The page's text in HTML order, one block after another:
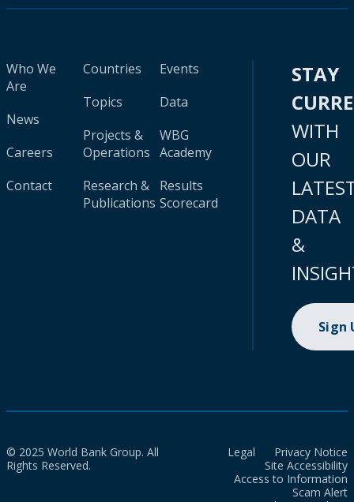
Who We
Are
News
Careers
Contact
Countries
Topics
Projects &
Operations
Research &
Publications
Events
Data
WBG
Academy
Results
Scorecard
STAY
WITH
OUR
DATA
&
Sign
© 2025 World Bank Group. All
Rights Reserved.
Legal
Privacy Notice
Site Accessibility
Access to Information
Scam Alert